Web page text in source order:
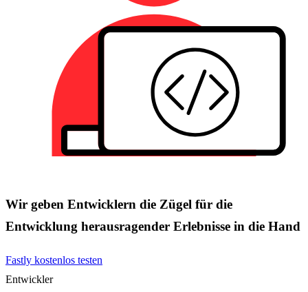
Wir geben Entwicklern die Zügel für die
Entwicklung herausragender Erlebnisse in die Hand
Fastly kostenlos testen
Entwickler